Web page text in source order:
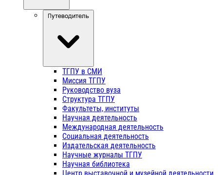
Путеводитель
ТГПУ в СМИ
Миссия ТГПУ
Руководство вуза
Структура ТГПУ
Факультеты, институты
Научная деятельность
Международная деятельность
Социальная деятельность
Издательская деятельность
Научные журналы ТГПУ
Научная библиотека